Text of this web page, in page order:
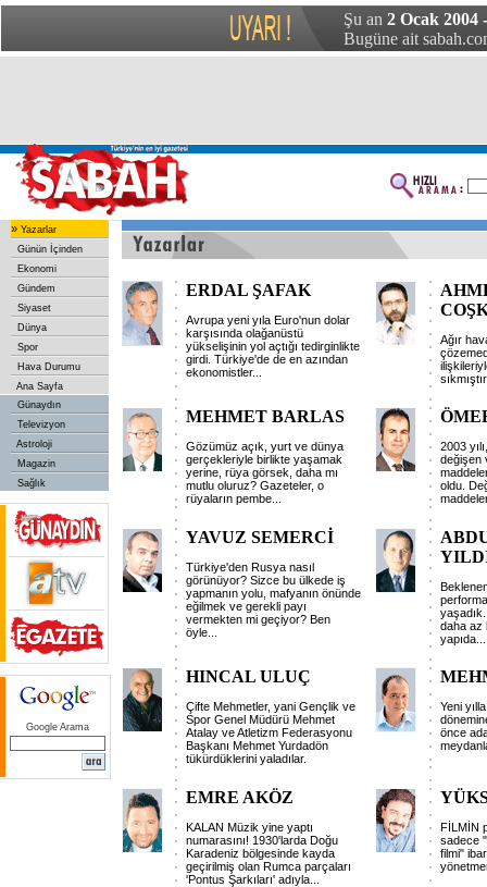
Şu an 2 Ocak 2004
Bugüne ait
» Yazarlar
Günün İçinden
Ekonomi
Gündem
Siyaset
Dünya
Spor
Hava Durumu
Ana Sayfa
Günaydın
Televizyon
Astroloji
Magazin
Sağlık
Google Arama
ERDAL ŞAFAK
Avrupa yeni yıla Euro'nun dolar
karşısında olağanüstü
yükselişinin yol açtığı tedirginlikte
girdi. Türkiye'de de en azından
ekonomistler...
Ağır
MEHMET BARLAS
Gözümüz açık, yurt ve dünya
gerçekleriyle birlikte yaşamak
yerine, rüya görsek, daha mı
mutlu oluruz? Gazeteler, o
rüyaların pembe
2003
değişen
oldu.
YAVUZ SEMERCİ
Türkiye'den Rusya nasıl
görünüyor? Sizce bu ülkede iş
yapmanın yolu, mafyanın önünde
eğilmek ve gerekli payı
vermekten mi geçiyor? Ben
öyle
daha az
yapıda
HINCAL ULUÇ
Çifte Mehmetler, yani Gençlik ve
Spor Genel Müdürü Mehmet
Atalay ve Atletizm Federasyonu
Başkanı Mehmet Yurdadön
tükürdüklerini yaladılar.
Yeni
önce
EMRE AKÖZ
KALAN Müzik yine yaptı
numarasını! 1930'larda Doğu
Karadeniz bölgesinde kayda
geçirilmiş olan Rumca parçaları
'Pontus Şarkıları' adıyla
FİLMİN
sadece
filmi"